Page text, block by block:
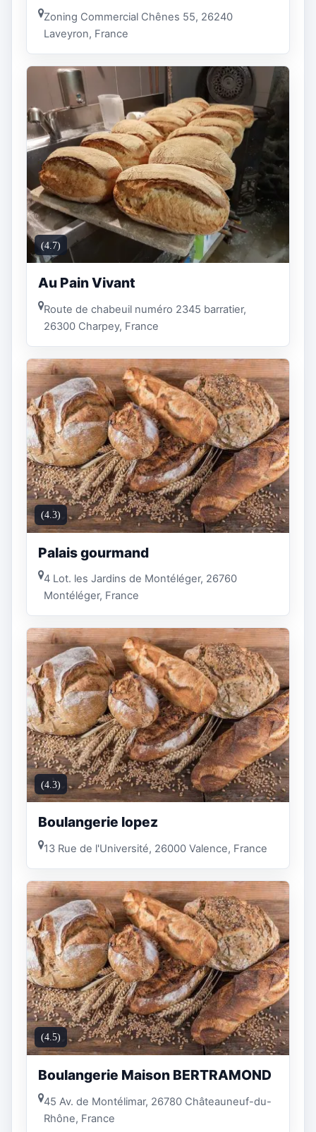
Zoning Commercial Chênes 55, 26240
Laveyron, France
(4.7)
Au Pain Vivant
Route de chabeuil numéro 2345 barratier,
26300 Charpey, France
(4.3)
Palais gourmand
4 Lot. les Jardins de Montéléger, 26760
Montéléger, France
(4.3)
Boulangerie lopez
13 Rue de l'Université, 26000 Valence, France
(4.5)
Boulangerie Maison BERTRAMOND
45 Av. de Montélimar, 26780 Châteauneuf-du-
Rhône, France